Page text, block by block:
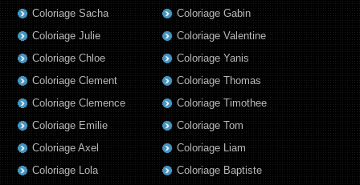
Coloriage Sacha
Coloriage Julie
Coloriage Chloe
Coloriage Clement
Coloriage Clemence
Coloriage Emilie
Coloriage Axel
Coloriage Lola
Coloriage Gabin
Coloriage Valentine
Coloriage Yanis
Coloriage Thomas
Coloriage Timothee
Coloriage Tom
Coloriage Liam
Coloriage Baptiste